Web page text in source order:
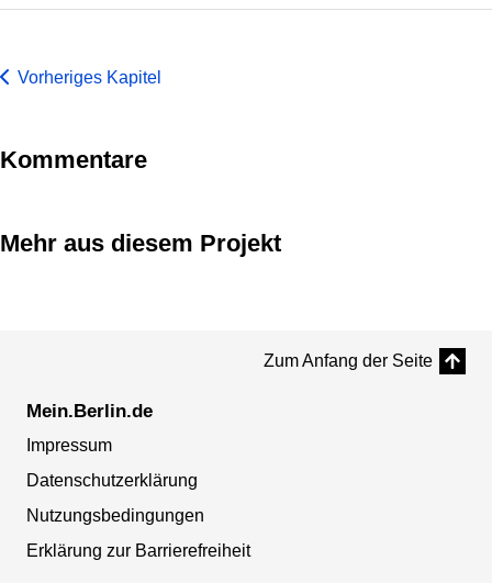
Vorheriges Kapitel
Kommentare
Mehr aus diesem Projekt
Zum Anfang der Seite
Mein.Berlin.de
Impressum
Datenschutzerklärung
Nutzungsbedingungen
Erklärung zur Barrierefreiheit